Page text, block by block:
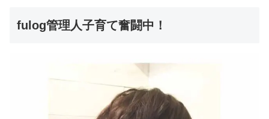
fulog管理人子育て奮闘中！